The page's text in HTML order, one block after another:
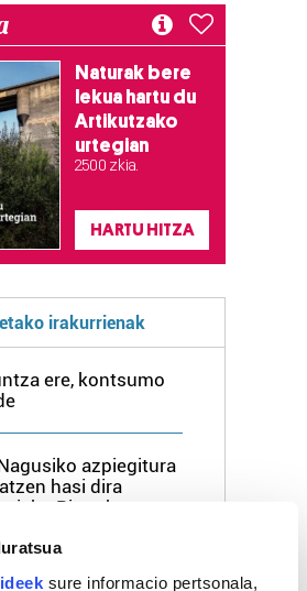
sure informacio pertsonala,
Naturak bere
lekua hartu du
Artikutzako
urtegian
2.500 zkia.
HARTU HITZA
irakurrienak
ere, kontsumo
azpiegitura
hasi dira
Piratak
Altzako Ermita